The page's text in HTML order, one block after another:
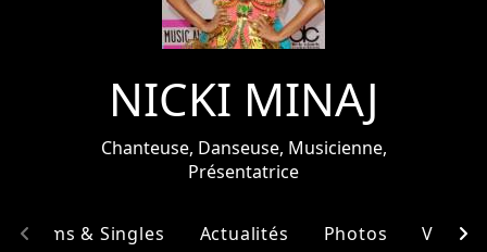
NICKI MINAJ
Chanteuse, Danseuse, Musicienne,
Présentatrice
Albums & Singles Actualités Photos Vidéos
chevron_left chevron_right